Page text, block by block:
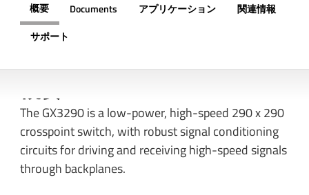
概要 Documents アプリケーション
関連情報
サポート
The GX3290 is a low-power, high-speed 290 x 290
crosspoint switch, with robust signal conditioning
circuits for driving and receiving high-speed signals
through backplanes.